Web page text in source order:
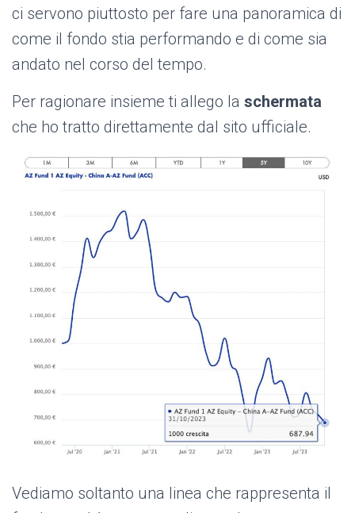
ci servono piuttosto per fare una panoramica di
come il fondo stia performando e di come sia
andato nel corso del tempo.
Per ragionare insieme ti allego la schermata
che ho tratto direttamente dal sito ufficiale.
Vediamo soltanto una linea che rappresenta il